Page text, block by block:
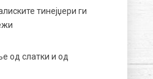
тинејџери ги
од слатки и од